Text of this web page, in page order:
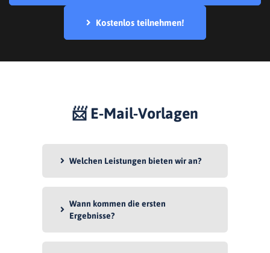
Kostenlos teilnehmen!
📨 E-Mail-Vorlagen
Welchen Leistungen bieten wir an?
Wann kommen die ersten
Ergebnisse?